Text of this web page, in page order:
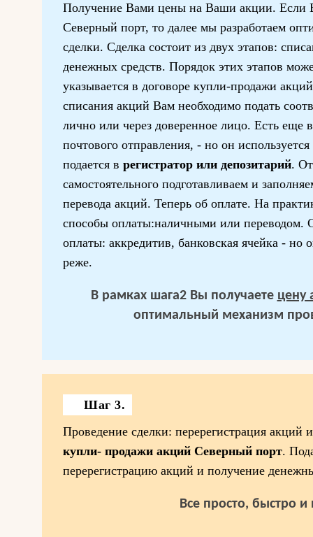
Получение Вами цены на Ваши акции. Если
Северный порт, то далее мы разработаем
сделки. Сделка состоит из двух этапов:
денежных средств. Порядок этих этапов
указывается в договоре купли-продажи
списания акций Вам необходимо подать
лично или через доверенное лицо. Есть еще
почтового отправления, - но он
подается в регистратор или депозитарий.
самостоятельного подготавливаем и
перевода акций. Теперь об оплате. На
способы оплаты:наличными или переводом.
оплаты: аккредитив, банковская ячейка - но
реже.
В рамках шага2 Вы получаете цену
оптимальный механизм
Шаг 3.
Проведение сделки: перерегистрация акций
купли- продажи акций Северный порт.
перерегистрацию акций и получение
Все просто, быстро и